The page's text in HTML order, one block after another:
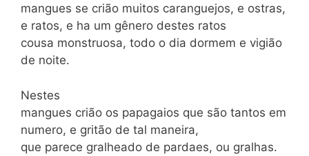
mangues se crião muitos caranguejos, e ostras,
e ratos, e ha um gênero destes ratos
cousa monstruosa, todo o dia dormem e vigião
de noite.
Nestes
mangues crião os papagaios que são tantos em
numero, e gritão de tal maneira,
que parece gralheado de pardaes, ou gralhas.